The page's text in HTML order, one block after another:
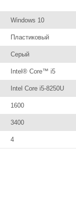
Windows 10
Пластиковый
Серый
Intel® Core™ i5
Intel Core i5-8250U
1600
3400
4